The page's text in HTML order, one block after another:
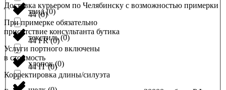
44 (0)
44 FR (0)
44 IT (0)
твид (0)
текстиль (0)
хлопок (0)
Доставка курьером по Челябинску с возможностью примерки
При примерке обязательно
присутствие консультанта бутика
Услуги портного включены
в стоимость
Корректировка длины/силуэта